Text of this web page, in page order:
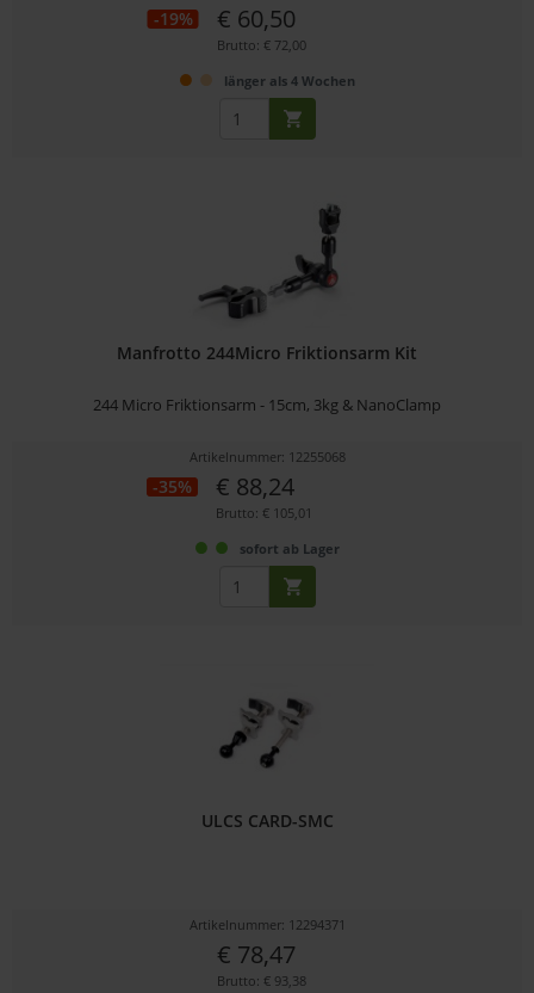
-19% € 60,50
Brutto: € 72,00
länger als 4 Wochen
Manfrotto 244Micro Friktionsarm Kit
244 Micro Friktionsarm - 15cm, 3kg & NanoClamp
Artikelnummer: 12255068
-35% € 88,24
Brutto: € 105,01
sofort ab Lager
ULCS CARD-SMC
Artikelnummer: 12294371
€ 78,47
Brutto: € 93,38